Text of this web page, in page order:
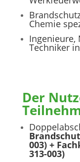
Chemie
Ingenieure,
Techniker
Der
003) +
313-003)